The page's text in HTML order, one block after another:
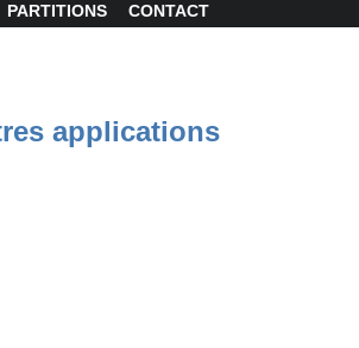
PARTITIONS CONTACT
applications